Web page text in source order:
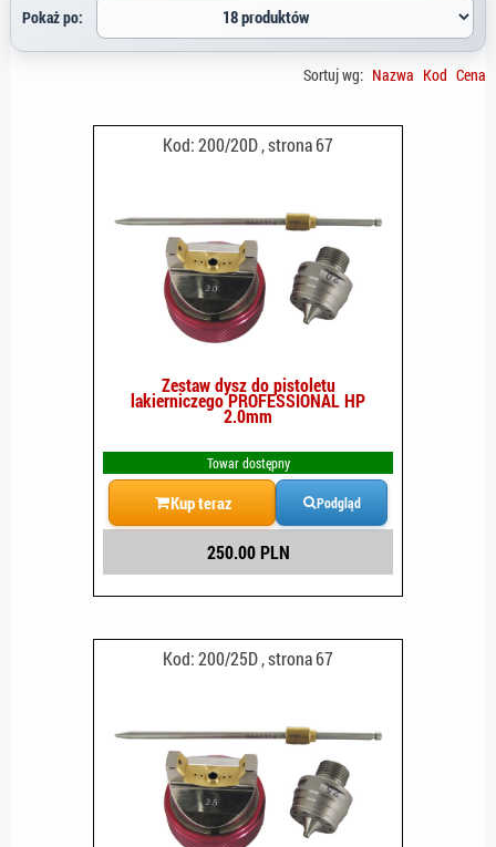
Sortuj wg: Nazwa Kod Cena
Kod: 200/20D , strona 67
Zestaw dysz do pistoletu
lakierniczego PROFESSIONAL HP
2.0mm
Towar dostępny
Kup teraz Podgląd
250.00 PLN
Kod: 200/25D , strona 67